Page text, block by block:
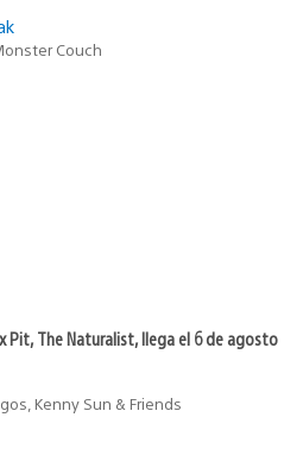
Couch
Pit, The Naturalist, llega el 6 de agosto
Kenny Sun & Friends